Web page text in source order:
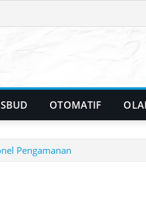
OTOMATIF
Pengamanan